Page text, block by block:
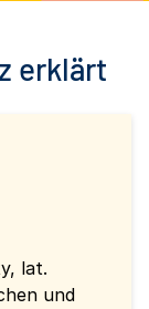
erklärt
lat.
und